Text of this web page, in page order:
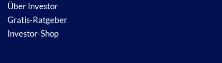
Über Investor
Gratis-Ratgeber
Investor-Shop